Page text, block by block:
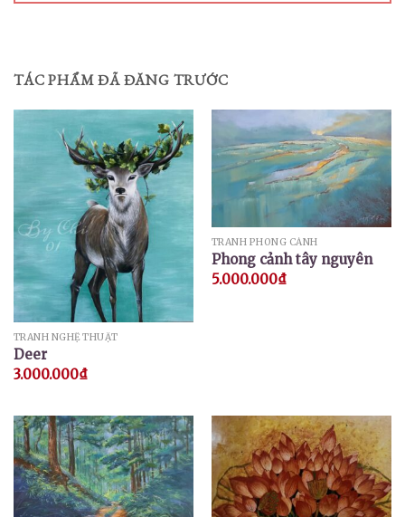
TÁC PHẨM ĐÃ ĐĂNG TRƯỚC
TRANH NGHỆ THUẬT
Deer
3.000.000₫
TRANH PHONG CẢNH
Phong cảnh tây nguyên
5.000.000₫